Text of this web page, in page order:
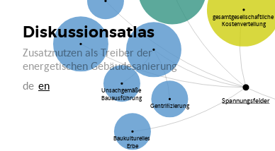
Diskussionsatlas
Zusatznutzen als Treiber der
energetischen Gebäudesanierung
de en
Spannungsfelder
Baukulturelles
Erbe
gesamtgesellschaftliche
Kostenverteilung
Gentrifizierung
Unsachgemäße
Bauausführung